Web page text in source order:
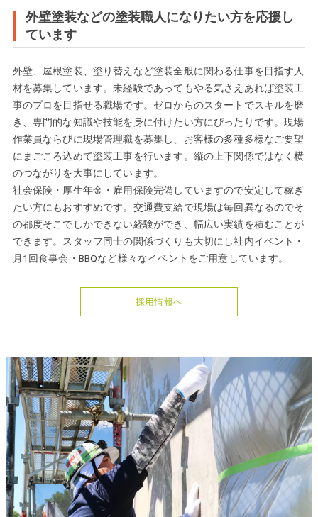
外壁塗装などの塗装職人になりたい方を応援し
ています
外壁、屋根塗装、塗り替えなど塗装全般に関わる仕事を目指す人
材を募集しています。未経験であってもやる気さえあれば塗装工
事のプロを目指せる職場です。ゼロからのスタートでスキルを磨
き、専門的な知識や技能を身に付けたい方にぴったりです。現場
作業員ならびに現場管理職を募集し、お客様の多種多様なご要望
にまごころ込めて塗装工事を行います。縦の上下関係ではなく横
のつながりを大事にしています。
社会保険・厚生年金・雇用保険完備していますので安定して稼ぎ
たい方にもおすすめです。交通費支給で現場は毎回異なるのでそ
の都度そこでしかできない経験ができ、幅広い実績を積むことが
できます。スタッフ同士の関係づくりも大切にし社内イベント・
月1回食事会・BBQなど様々なイベントをご用意しています。
採用情報へ